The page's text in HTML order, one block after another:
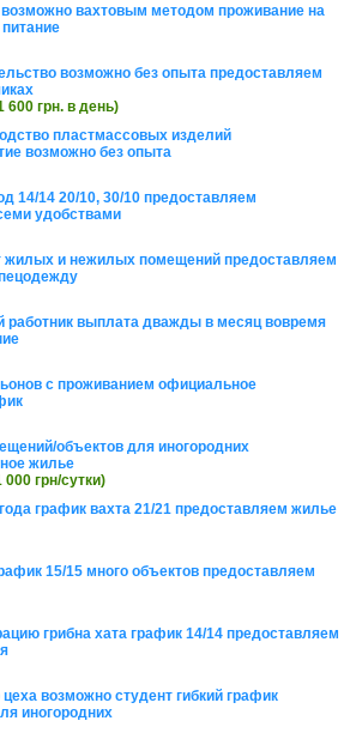
вахтовым методом проживание на
возможно без опыта предоставляем
600 грн. в день)
пластмассовых изделий
возможно без опыта
14/14 20/10, 30/10 предоставляем
удобствами
жилых и нежилых помещений предоставляем
работник выплата дважды в месяц вовремя
с проживанием официальное
объектов для иногородних
жилье
000 грн/сутки)
график вахта 21/21 предоставляем жилье
15/15 много объектов предоставляем
грибна хата график 14/14 предоставляем
возможно студент гибкий график
иногородних